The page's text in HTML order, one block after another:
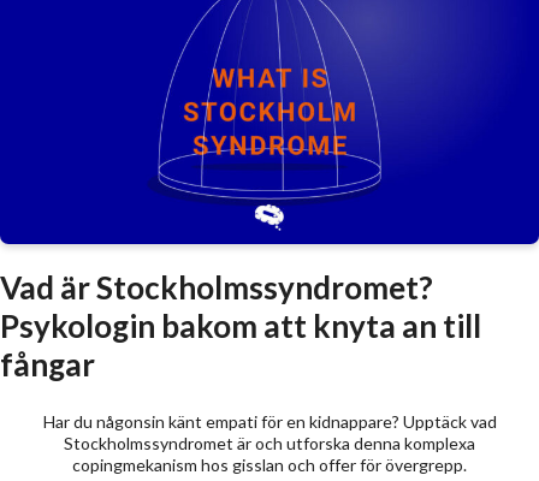
Vad är Stockholmssyndromet?
Psykologin bakom att knyta an till
fångar
Har du någonsin känt empati för en kidnappare? Upptäck vad
Stockholmssyndromet är och utforska denna komplexa
copingmekanism hos gisslan och offer för övergrepp.